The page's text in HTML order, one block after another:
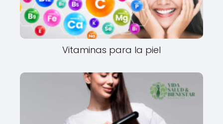
Vitaminas para la piel